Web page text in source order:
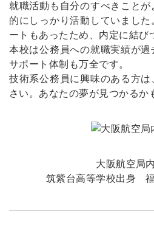
就職活動も自分のすべきこと
的にしっかり活動していまし
ートもあったため、内定に結び
本校は公務員への就職実績が過
サポート体制も万全です。
技術系公務員に興味のある方
さい。あなたの夢が見つかるか
大阪航空局
筑紫台高等学校出身